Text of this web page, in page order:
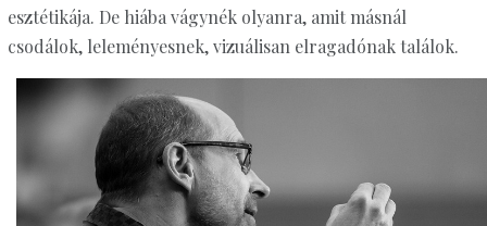
esztétikája. De hiába vágynék olyanra, amit másnál
csodálok, leleményesnek, vizuálisan elragadónak találok.